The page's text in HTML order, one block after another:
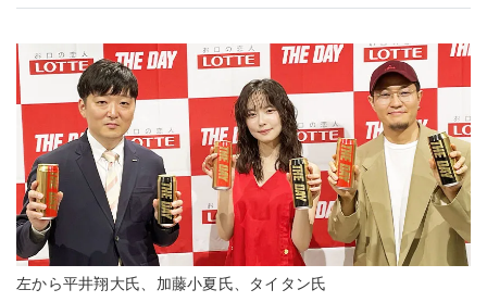
左から平井翔大氏、加藤小夏氏、タイタン氏